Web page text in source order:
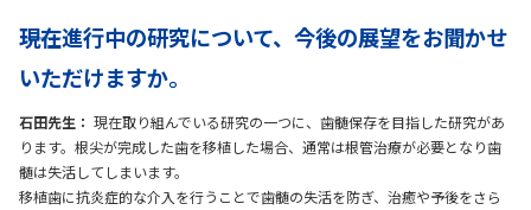
――現在進行中の研究について、今後の展望をお聞かせ
いただけますか。
石田先生： 現在取り組んでいる研究の一つに、歯髄保存を目指した研究があ
ります。根尖が完成した歯を移植した場合、通常は根管治療が必要となり歯
髄は失活してしまいます。
移植歯に抗炎症的な介入を行うことで歯髄の失活を防ぎ、治癒や予後をさら